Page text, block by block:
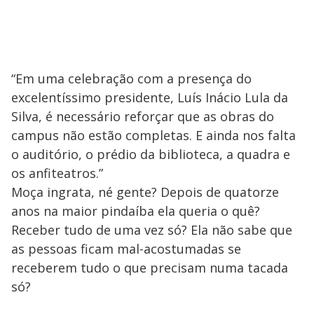
“Em uma celebração com a presença do
excelentíssimo presidente, Luís Inácio Lula da
Silva, é necessário reforçar que as obras do
campus não estão completas. E ainda nos falta
o auditório, o prédio da biblioteca, a quadra e
os anfiteatros.”
Moça ingrata, né gente? Depois de quatorze
anos na maior pindaíba ela queria o quê?
Receber tudo de uma vez só? Ela não sabe que
as pessoas ficam mal-acostumadas se
receberem tudo o que precisam numa tacada
só?